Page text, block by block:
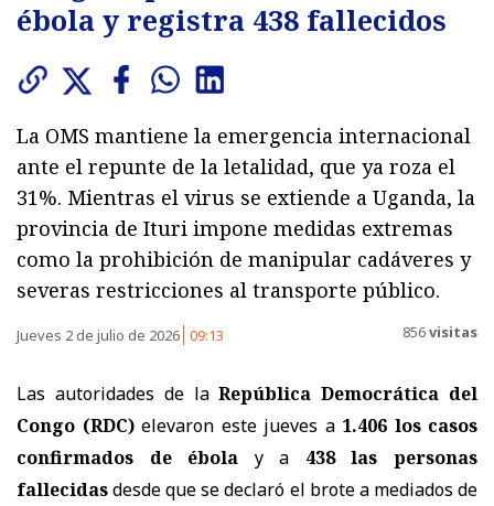
ébola y registra 438 fallecidos
La OMS mantiene la emergencia internacional
ante el repunte de la letalidad, que ya roza el
31%. Mientras el virus se extiende a Uganda, la
provincia de Ituri impone medidas extremas
como la prohibición de manipular cadáveres y
severas restricciones al transporte público.
Jueves 2 de julio de 2026 09:13 856visitas
Las autoridades de laRepública Democrática del
Congo (RDC)elevaron este jueves a 1.406 los casos
confirmados de ébola y a 438 las personas
fallecidasdesde que se declaró el brote a mediados de